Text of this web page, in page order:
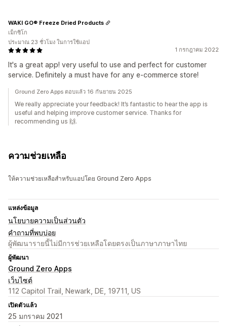
1 กรกฎาคม 2022
It's a great app! very useful to use and perfect for customer
service. Definitely a must have for any e-commerce store!
WAKI GO® Freeze Dried Products
เม็กซิโก
ประมาณ 23 ชั่วโมง ในการใช้แอป
Ground Zero Apps ตอบแล้ว 16 กันยายน 2025
We really appreciate your feedback! It’s fantastic to hear the app is
useful and helping improve customer service. Thanks for
recommending us 🙌.
ความช่วยเหลือ
ให้ความช่วยเหลือสำหรับแอปโดย Ground Zero Apps
แหล่งข้อมูล
นโยบายความเป็นส่วนตัว
คำถามที่พบบ่อย
ผู้พัฒนารายนี้ไม่มีการช่วยเหลือโดยตรงเป็นภาษาภาษาไทย
ผู้พัฒนา
Ground Zero Apps
เว็บไซต์
112 Capitol Trail, Newark, DE, 19711, US
เปิดตัวแล้ว
25 มกราคม 2021